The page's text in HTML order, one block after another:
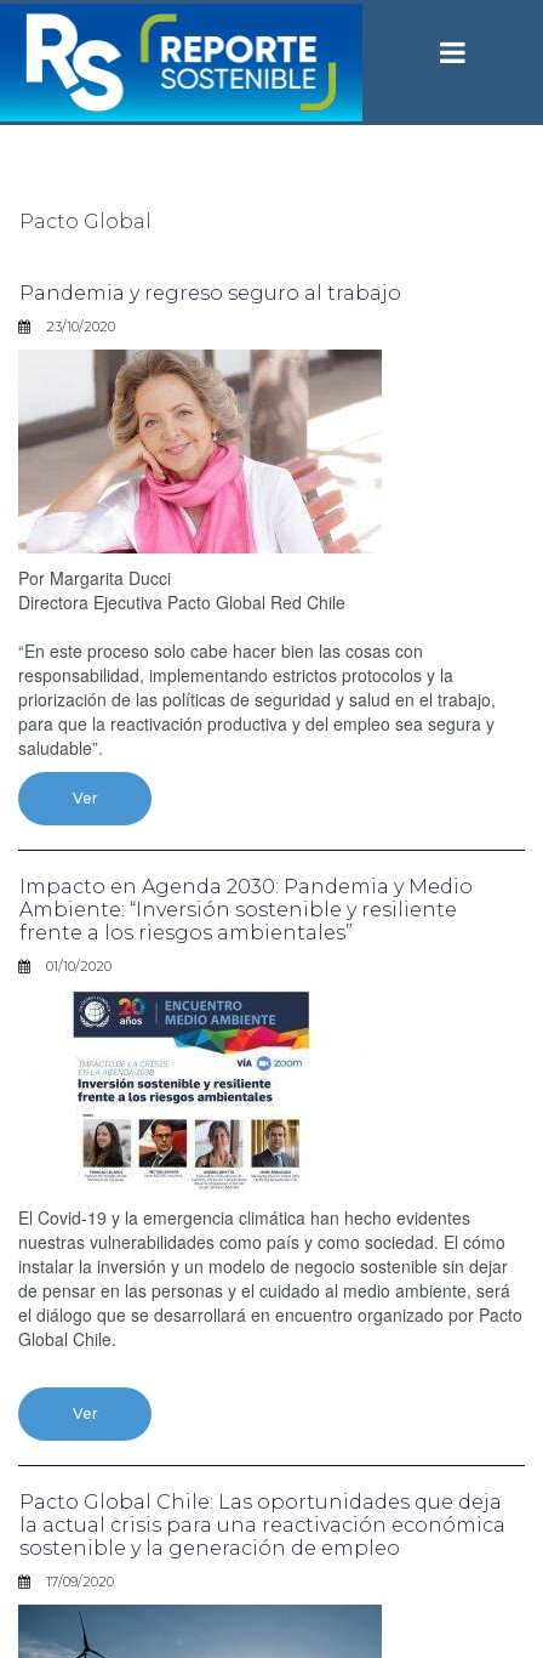
Pacto Global
Pandemia y regreso seguro al trabajo
23/10/2020
Por Margarita Ducci
Directora Ejecutiva Pacto Global Red Chile
“En este proceso solo cabe hacer bien las cosas con
responsabilidad, implementando estrictos protocolos y la
priorización de las políticas de seguridad y salud en el trabajo,
para que la reactivación productiva y del empleo sea segura y
saludable”.
Ver
Impacto en Agenda 2030: Pandemia y Medio
Ambiente: “Inversión sostenible y resiliente
frente a los riesgos ambientales”
01/10/2020
El Covid-19 y la emergencia climática han hecho evidentes
nuestras vulnerabilidades como país y como sociedad. El cómo
instalar la inversión y un modelo de negocio sostenible sin dejar
de pensar en las personas y el cuidado al medio ambiente, será
el diálogo que se desarrollará en encuentro organizado por Pacto
Global Chile.
Ver
Pacto Global Chile: Las oportunidades que deja
la actual crisis para una reactivación económica
sostenible y la generación de empleo
17/09/2020